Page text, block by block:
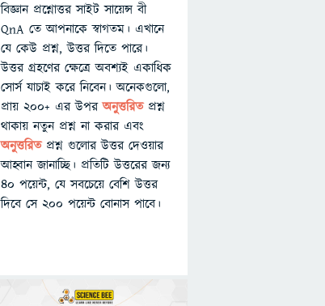
বিজ্ঞান প্রশ্নোত্তর সাইট সায়েন্স বী
QnA তে আপনাকে স্বাগতম। এখানে
যে কেউ প্রশ্ন, উত্তর দিতে পারে।
উত্তর গ্রহণের ক্ষেত্রে অবশ্যই একাধিক
সোর্স যাচাই করে নিবেন। অনেকগুলো,
প্রায় ২০০+ এর উপরঅনুত্তরিতপ্রশ্ন
থাকায় নতুন প্রশ্ন না করার এবং
অনুত্তরিত প্রশ্ন গুলোর উত্তর দেওয়ার
আহ্বান জানাচ্ছি। প্রতিটি উত্তরের জন্য
৪০ পয়েন্ট, যে সবচেয়ে বেশি উত্তর
দিবে সে ২০০ পয়েন্ট বোনাস পাবে।